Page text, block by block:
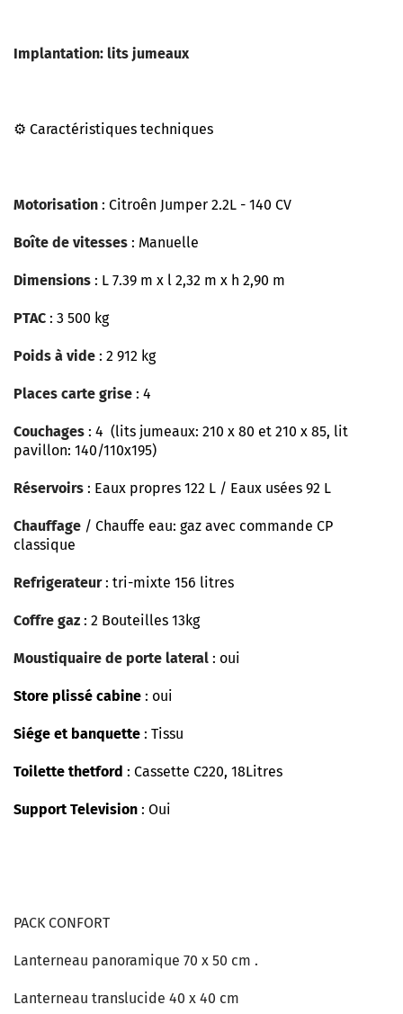
Implantation: lits jumeaux
⚙️ Caractéristiques techniques
Motorisation : Citroên Jumper 2.2L - 140 CV
Boîte de vitesses : Manuelle
Dimensions : L 7.39 m x l 2,32 m x h 2,90 m
PTAC : 3 500 kg
Poids à vide : 2 912 kg
Places carte grise : 4
Couchages : 4 (lits jumeaux: 210 x 80 et 210 x 85, lit
pavillon: 140/110x195)
Réservoirs : Eaux propres 122 L / Eaux usées 92 L
Chauffage / Chauffe eau: gaz avec commande CP
classique
Refrigerateur: tri-mixte 156 litres
Coffre gaz : 2 Bouteilles 13kg
Moustiquaire de porte lateral : oui
Store plissé cabine : oui
Siége et banquette : Tissu
Toilette thetford : Cassette C220, 18Litres
Support Television : Oui
PACK CONFORT
Lanterneau panoramique 70 x 50 cm .
Lanterneau translucide 40 x 40 cm